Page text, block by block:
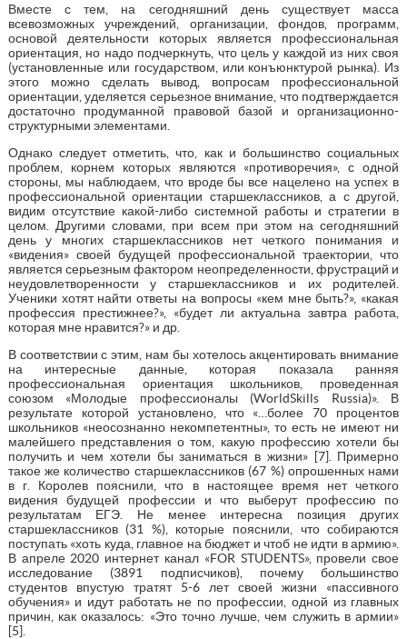
Вместе с тем, на сегодняшний день существует масса
всевозможных учреждений, организации, фондов, программ,
основой деятельности которых является профессиональная
ориентация, но надо подчеркнуть, что цель у каждой из них своя
(установленные или государством, или конъюнктурой рынка). Из
этого можно сделать вывод, вопросам профессиональной
ориентации, уделяется серьезное внимание, что подтверждается
достаточно продуманной правовой базой и организационно-
структурными элементами.
Однако следует отметить, что, как и большинство социальных
проблем, корнем которых являются «противоречия», с одной
стороны, мы наблюдаем, что вроде бы все нацелено на успех в
профессиональной ориентации старшеклассников, а с другой,
видим отсутствие какой-либо системной работы и стратегии в
целом. Другими словами, при всем при этом на сегодняшний
день у многих старшеклассников нет четкого понимания и
«видения» своей будущей профессиональной траектории, что
является серьезным фактором неопределенности, фрустраций и
неудовлетворенности у старшеклассников и их родителей.
Ученики хотят найти ответы на вопросы «кем мне быть?», «какая
профессия престижнее?», «будет ли актуальна завтра работа,
которая мне нравится?» и др.
В соответствии с этим, нам бы хотелось акцентировать внимание
на интересные данные, которая показала ранняя
профессиональная ориентация школьников, проведенная
союзом «Молодые профессионалы (WorldSkills Russia)». В
результате которой установлено, что «…более 70 процентов
школьников «неосознанно некомпетентны», то есть не имеют ни
малейшего представления о том, какую профессию хотели бы
получить и чем хотели бы заниматься в жизни» [7]. Примерно
такое же количество старшеклассников (67 %) опрошенных нами
в г. Королев пояснили, что в настоящее время нет четкого
видения будущей профессии и что выберут профессию по
результатам ЕГЭ. Не менее интересна позиция других
старшеклассников (31 %), которые пояснили, что собираются
поступать «хоть куда, главное на бюджет и чтоб не идти в армию».
В апреле 2020 интернет канал «FOR STUDENTS», провели свое
исследование (3891 подписчиков), почему большинство
студентов впустую тратят 5-6 лет своей жизни «пассивного
обучения» и идут работать не по профессии, одной из главных
причин, как оказалось: «Это точно лучше, чем служить в армии»
[5].